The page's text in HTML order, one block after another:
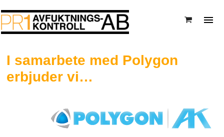
I samarbete med Polygon
erbjuder vi…